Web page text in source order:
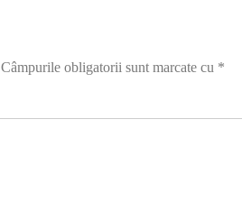
Câmpurile obligatorii sunt marcate cu *